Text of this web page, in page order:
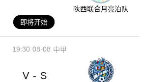
陕西联合月亮泊队
即将开始
08-08
19:30 中甲
V - S